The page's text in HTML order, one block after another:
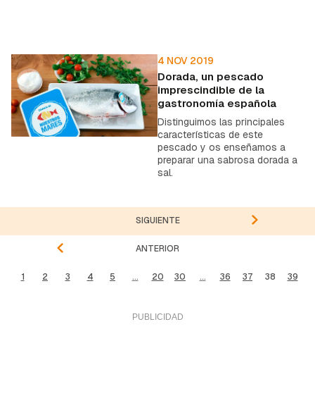
4 NOV 2019
Dorada, un pescado
imprescindible de la
gastronomía española
Distinguimos las principales
características de este
pescado y os enseñamos a
preparar una sabrosa dorada a
sal.
ANTERIOR
1 2 3 4 5 ... 20 30 ... 36 37 38 39
SIGUIENTE